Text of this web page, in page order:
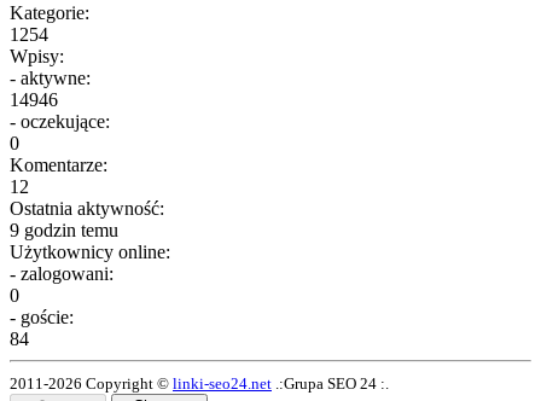
Kategorie:
1254
Wpisy:
- aktywne:
14946
- oczekujące:
0
Komentarze:
12
Ostatnia aktywność:
9 godzin temu
Użytkownicy online:
- zalogowani:
0
- goście:
84
2011-2026 Copyright © linki-seo24.net .:Grupa SEO 24 :.